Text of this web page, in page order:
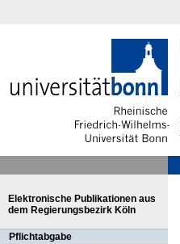
Elektronische Publikationen aus
dem Regierungsbezirk Köln
Pflichtabgabe